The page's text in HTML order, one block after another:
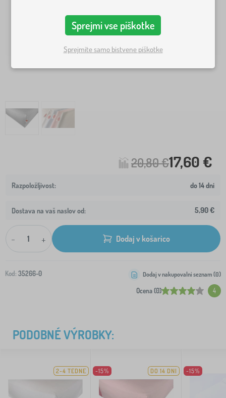
20,80 €17,60 €
do 14 dni
Dostava na vaš naslov od: 5,90 €
- + Dodaj v košarico
Kod: 35266-0
Ocena (0) 4
Dodaj v nakupovalni seznam (0)
PODOBNÉ VÝROBKY:
2-4 TEDNE -15% DO 14 DNI -15%
Sprejmi vse piškotke
Sprejmite samo bistvene piškotke